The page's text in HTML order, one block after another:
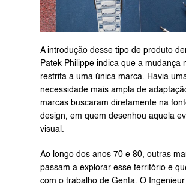
A introdução desse tipo de produto
Patek Philippe indica que a mudança
restrita a uma única marca. Havia
necessidade mais ampla de
marcas buscaram diretamente na
design, em quem desenhou aquela
visual.
Ao longo dos anos 70 e 80, outras
passam a explorar esse território e
com o trabalho de Genta. O Ingenieur